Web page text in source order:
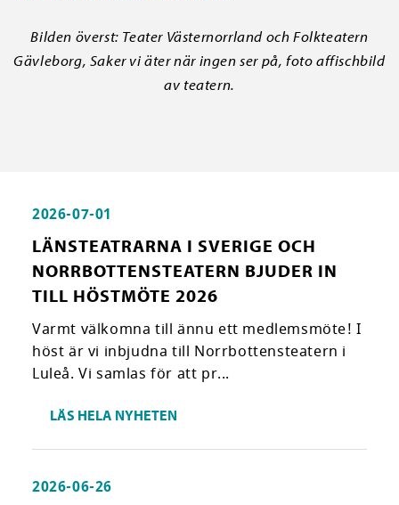
Bilden överst: Teater Västernorrland och Folkteatern
Gävleborg, Saker vi äter när ingen ser på, foto affischbild
av teatern.
2026-07-01
LÄNSTEATRARNA I SVERIGE OCH
NORRBOTTENSTEATERN BJUDER IN
TILL HÖSTMÖTE 2026
Varmt välkomna till ännu ett medlemsmöte! I
höst är vi inbjudna till Norrbottensteatern i
Luleå. Vi samlas för att pr...
LÄS HELA NYHETEN
2026-06-26